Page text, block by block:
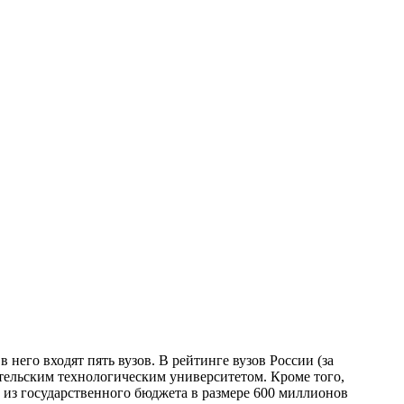
входят пять вузов. В рейтинге вузов России (за
технологическим университетом. Кроме того,
государственного бюджета в размере 600 миллионов